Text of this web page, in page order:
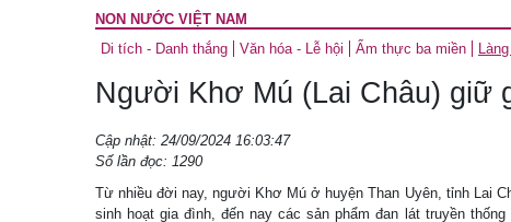
NON NƯỚC VIỆT NAM
Di tích - Danh thắng
Văn hóa - Lễ hội Ẩm thực ba miền
Người Khơ Mú (Lai Châu) giữ
Cập nhật: 24/09/2024 16:03:47
Số lần đọc: 1290
Từ nhiều đời nay, người Khơ Mú ở huyện Than Uyên, tỉnh Lai
sinh hoạt gia đình, đến nay các sản phẩm đan lát truyền